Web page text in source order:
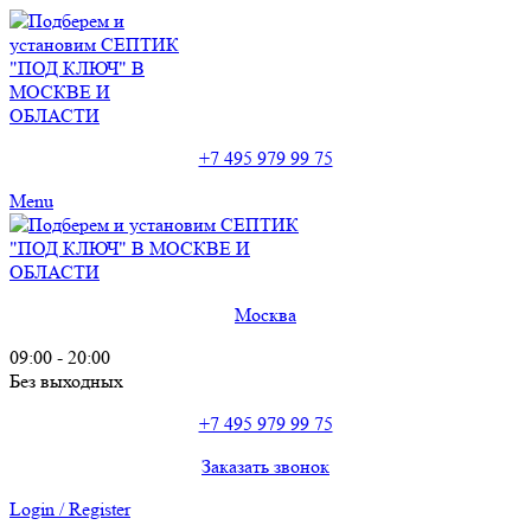
+7 495 979 99 75
Menu
Москва
09:00 - 20:00
Без выходных
+7 495 979 99 75
Заказать звонок
Login / Register